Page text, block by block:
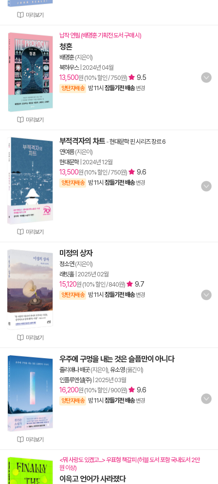
미리보기
미리보기
납작 연필 (배명훈 기획전 도서 구매 시)
청혼
배명훈(지은이)
북하우스| 2024년 04월
13,500원 (10% 할인 / 750원) 9.5
양탄자배송 밤 11시 잠들기전 배송 변경
미리보기
부적격자의 차트 -현대문학 핀 시리즈 장르 6
연여름(지은이)
현대문학| 2024년 12월
13,500원 (10% 할인 / 750원) 9.6
양탄자배송 밤 11시 잠들기전 배송 변경
미리보기
미정의 상자
정소연(지은이)
래빗홀| 2025년 02월
15,120원 (10% 할인 / 840원) 9.7
양탄자배송 밤 11시 잠들기전 배송 변경
미리보기
우주에 구멍을 내는 것은 슬픔만이 아니다
줄리애나 배곳(지은이), 유소영(옮긴이)
인플루엔셜(주) 2025년 03월
16,200원 (10% 할인 / 900원) 9.6
양탄자배송 밤 11시 잠들기전 배송 변경
<뭐 사랑도 있겠고...> 우표형 책갈피 (허블 도서 포함 국내도서 2만
원 이상)
이윽고 언어가 사라졌다